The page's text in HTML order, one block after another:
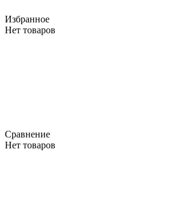
Избранное
Нет товаров
Сравнение
Нет товаров